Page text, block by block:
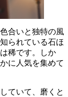
合いと独特の風
られている石ほ
稀です。しか
に人気を集めて
ていて、磨くと